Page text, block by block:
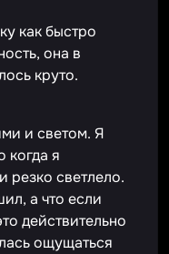
как быстро
она в
круто.
и светом. Я
когда я
резко светлело.
а что если
действительно
ощущаться